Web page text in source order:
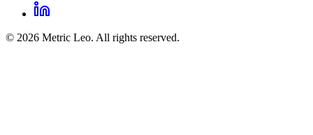
© 2026 Metric Leo. All rights reserved.